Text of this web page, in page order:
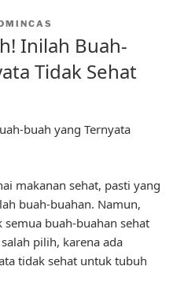
Inilah Buah-
Tidak Sehat
buah yang Ternyata
makanan sehat, pasti yang
buah-buahan. Namun,
buah-buahan sehat
pilih, karena ada
tidak sehat untuk tubuh